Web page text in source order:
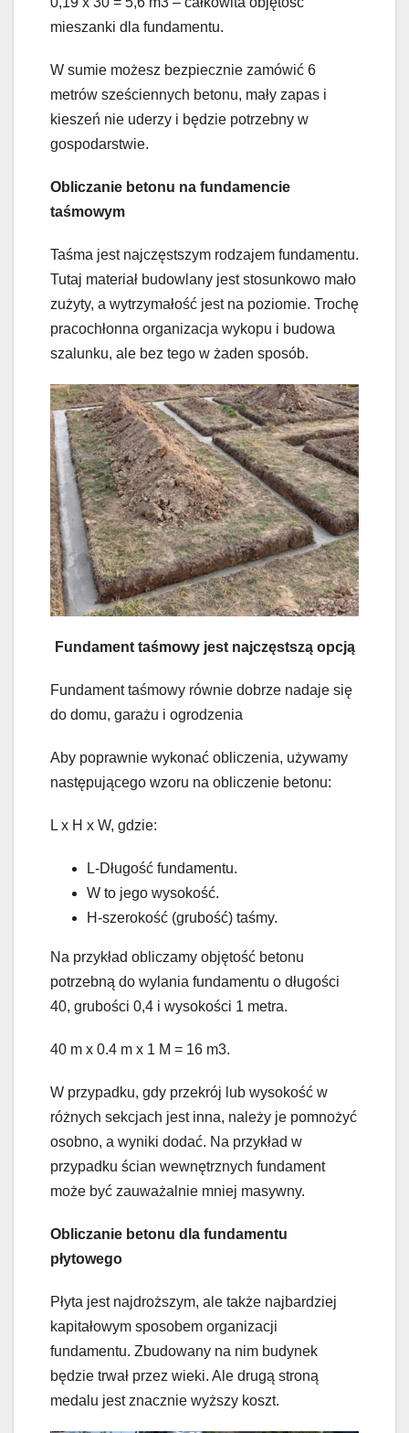
mieszanki dla fundamentu.
W sumie możesz bezpiecznie zamówić 6
metrów sześciennych betonu, mały zapas i
kieszeń nie uderzy i będzie potrzebny w
gospodarstwie.
Obliczanie betonu na fundamencie
taśmowym
Taśma jest najczęstszym rodzajem fundamentu.
Tutaj materiał budowlany jest stosunkowo mało
zużyty, a wytrzymałość jest na poziomie. Trochę
pracochłonna organizacja wykopu i budowa
szalunku, ale bez tego w żaden sposób.
Fundament taśmowy jest najczęstszą opcją
Fundament taśmowy równie dobrze nadaje się
do domu, garażu i ogrodzenia
Aby poprawnie wykonać obliczenia, używamy
następującego wzoru na obliczenie betonu:
L x H x W, gdzie:
L-Długość fundamentu.
W to jego wysokość.
H-szerokość (grubość) taśmy.
Na przykład obliczamy objętość betonu
potrzebną do wylania fundamentu o długości
40, grubości 0,4 i wysokości 1 metra.
40 m x 0.4 m x 1 M = 16 m3.
W przypadku, gdy przekrój lub wysokość w
różnych sekcjach jest inna, należy je pomnożyć
osobno, a wyniki dodać. Na przykład w
przypadku ścian wewnętrznych fundament
może być zauważalnie mniej masywny.
Obliczanie betonu dla fundamentu
płytowego
Płyta jest najdroższym, ale także najbardziej
kapitałowym sposobem organizacji
fundamentu. Zbudowany na nim budynek
będzie trwał przez wieki. Ale drugą stroną
medalu jest znacznie wyższy koszt.